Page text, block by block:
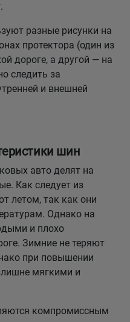
разные рисунки на
протектора (один из
дороге, а другой — на
следить за
и внешней
шин
авто делят на
Как следует из
летом, так как они
Однако на
и плохо
Зимние не теряют
при повышении
мягкими и
компромиссным